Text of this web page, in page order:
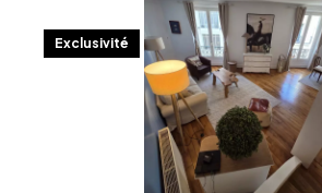
Exclusivité